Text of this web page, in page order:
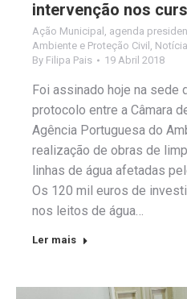
intervenção nos
Ação Municipal , agenda
Ambiente e Proteção Civil ,
By Filipa Pais 19 Abril 2018
Foi assinado hoje na sede
protocolo entre a Câmara
Agência Portuguesa do
realização de obras de
linhas de água afetadas
Os 120 mil euros de
nos leitos de água…
Ler mais